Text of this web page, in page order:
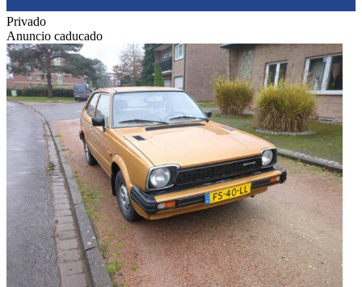
Privado
Anuncio caducado